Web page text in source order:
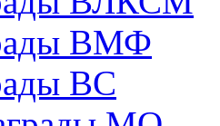
ВМФ
ВС